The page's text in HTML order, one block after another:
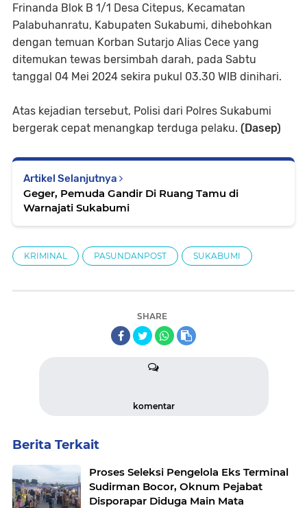
Frinanda Blok B 1/1 Desa Citepus, Kecamatan
Palabuhanratu, Kabupaten Sukabumi, dihebohkan
dengan temuan Korban Sutarjo Alias Cece yang
ditemukan tewas bersimbah darah, pada Sabtu
tanggal 04 Mei 2024 sekira pukul 03.30 WIB dinihari.
Atas kejadian tersebut, Polisi dari Polres Sukabumi
bergerak cepat menangkap terduga pelaku. (Dasep)
Artikel Selanjutnya
Geger, Pemuda Gandir Di Ruang Tamu di
Warnajati Sukabumi
KRIMINAL PASUNDANPOST SUKABUMI
SHARE
komentar
Berita Terkait
Proses Seleksi Pengelola Eks Terminal
Sudirman Bocor, Oknum Pejabat
Disporapar Diduga Main Mata